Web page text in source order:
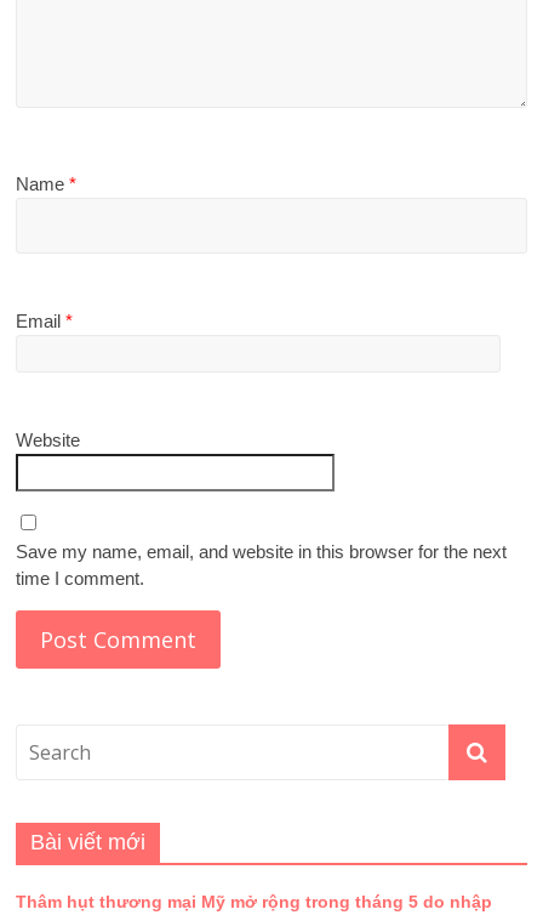
Name*
Email*
Website
Save my name, email, and website in this browser for the next
time I comment.
Bài viết mới
Thâm hụt thương mại Mỹ mở rộng trong tháng 5 do nhập